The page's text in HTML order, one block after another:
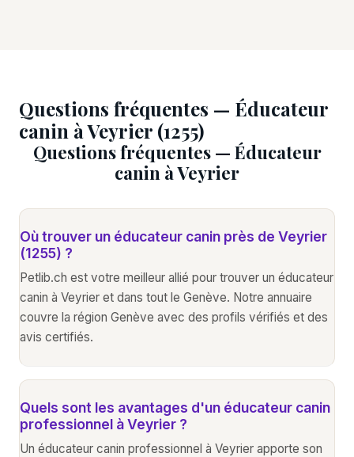
Questions fréquentes — Éducateur
canin à Veyrier (1255)
Questions fréquentes — Éducateur
canin à Veyrier
Où trouver un éducateur canin près de Veyrier
(1255) ?
Petlib.ch est votre meilleur allié pour trouver un éducateur
canin à Veyrier et dans tout le Genève. Notre annuaire
couvre la région Genève avec des profils vérifiés et des
avis certifiés.
Quels sont les avantages d'un éducateur canin
professionnel à Veyrier ?
Un éducateur canin professionnel à Veyrier apporte son